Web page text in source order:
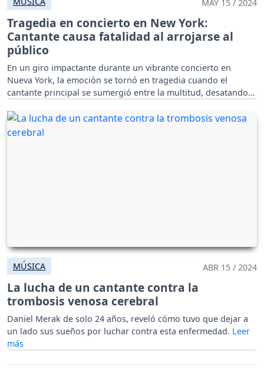
MAY 15 / 2024
Tragedia en concierto en New York:
Cantante causa fatalidad al arrojarse al
público
En un giro impactante durante un vibrante concierto en
Nueva York, la emoción se tornó en tragedia cuando el
cantante principal se sumergió entre la multitud, desatando
MÚSICA ABR 15 / 2024
La lucha de un cantante contra la
trombosis venosa cerebral
Daniel Merak de solo 24 años, reveló cómo tuvo que dejar a
un lado sus sueños por luchar contra esta enfermedad.